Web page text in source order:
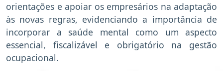
orientações e apoiar os empresários na adaptação
às novas regras, evidenciando a importância de
incorporar a saúde mental como um aspecto
essencial, fiscalizável e obrigatório na gestão
ocupacional.